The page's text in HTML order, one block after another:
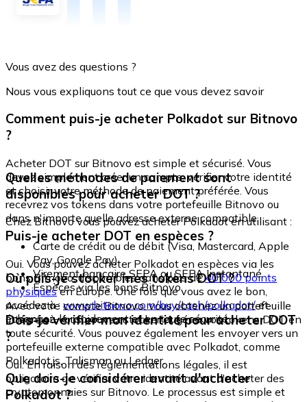
Vous avez des questions ?
Nous vous expliquons tout ce que vous devez savoir
Comment puis-je acheter Polkadot sur Bitnovo
?
Acheter DOT sur Bitnovo est simple et sécurisé. Vous
devez simplement créer un compte, vérifier votre identité
et choisir votre méthode de paiement préférée. Vous
recevrez vos tokens dans votre portefeuille Bitnovo ou
dans n'importe quelle adresse externe compatible.
Quelles méthodes de paiement sont
disponibles pour acheter DOT ?
Chez Bitnovo vous pouvez acheter Polkadot en utilisant :
Carte de crédit ou de débit (Visa, Mastercard, Apple
Pay, Google Pay)
Virement bancaire SEPA ou SEPA Instantané
Espèces via les bons Bitnovo
Puis-je acheter DOT en espèces ?
Oui. Vous pouvez acheter Polkadot en espèces via les
bons Bitnovo, disponibles dans plus de40 000 points
physiquesen Europe. Une fois que vous avez le bon,
accédez à : www.bitnovo.com/buy/cash/polkadot/et
échangez-le rapidement et en toute sécurité.
Où puis-je stocker mes tokens DOT ?
Avec votre compte Bitnovo, vous obtenez un portefeuille
intégré où vous pouvez stocker et gérer vos tokens DOT en
toute sécurité. Vous pouvez également les envoyer vers un
portefeuille externe compatible avec Polkadot, comme
Polkadot.js, Talisman ou Ledger.
Dois-je vérifier mon identité pour acheter DOT
?
Oui. En raison des réglementations légales, il est
obligatoire de vérifier votre identité avant d'acheter des
cryptomonnaies sur Bitnovo. Le processus est simple et
Que dois-je considérer avant d'acheter
Polkadot ?